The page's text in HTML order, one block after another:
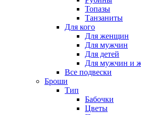
Топазы
Танзаниты
Для кого
Для женщин
Для мужчин
Для детей
Для мужчин и
Все подвески
Броши
Тип
Бабочки
Цветы